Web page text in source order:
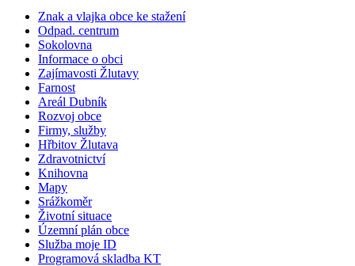
Znak a vlajka obce ke stažení
Odpad. centrum
Sokolovna
Informace o obci
Zajímavosti Žlutavy
Farnost
Areál Dubník
Rozvoj obce
Firmy, služby
Hřbitov Žlutava
Zdravotnictví
Knihovna
Mapy
Srážkoměr
Životní situace
Územní plán obce
Služba moje ID
Programová skladba KT